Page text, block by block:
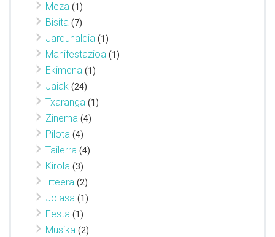
Meza (1)
Bisita (7)
Jardunaldia (1)
Manifestazioa (1)
Ekimena (1)
Jaiak (24)
Txaranga (1)
Zinema (4)
Pilota (4)
Tailerra (4)
Kirola (3)
Irteera (2)
Jolasa (1)
Festa (1)
Musika (2)